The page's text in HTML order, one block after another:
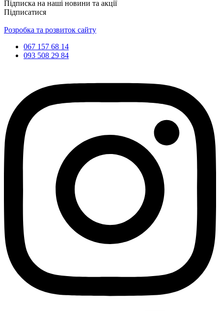
Підписка на наші новини та акції
Підписатися
Розробка та розвиток сайту
067 157 68 14
093 508 29 84